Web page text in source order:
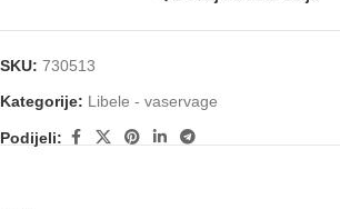
SKU: 730513
Kategorije: Libele - vaservage
Podijeli: